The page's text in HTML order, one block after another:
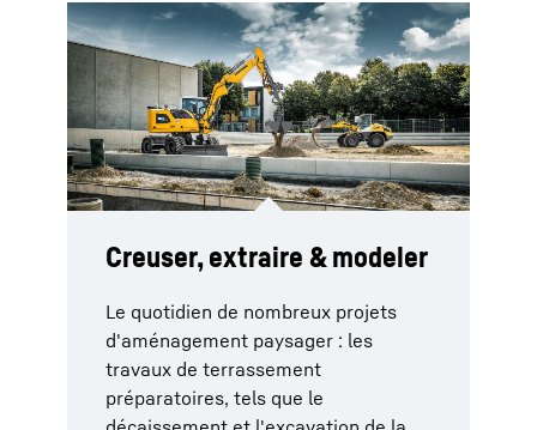
Creuser, extraire & modeler
Le quotidien de nombreux projets
d'aménagement paysager : les
travaux de terrassement
préparatoires, tels que le
Transporter & construire
Là où de belles choses, de grandes
choses et des créations voient le
jour, beaucoup de choses sont en
mouvement. Du déplacement et du
Nivellement
La réalisation de surfaces et de
nivellements permet d'aplanir la